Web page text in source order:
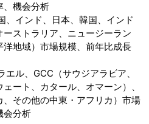
、機会分析
、インド、日本、韓国、インド
ストラリア、ニュージーラン
洋地域）市場規模、前年比成長
ル、GCC（サウジアラビア、
ート、カタール、オマーン）、
その他の中東・アフリカ）市場
会分析